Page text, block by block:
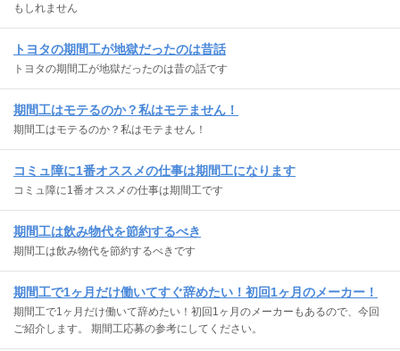
もしれません
トヨタの期間工が地獄だったのは昔話
トヨタの期間工が地獄だったのは昔の話です
期間工はモテるのか？私はモテません！
期間工はモテるのか？私はモテません！
コミュ障に1番オススメの仕事は期間工になります
コミュ障に1番オススメの仕事は期間工です
期間工は飲み物代を節約するべき
期間工は飲み物代を節約するべきです
期間工で1ヶ月だけ働いてすぐ辞めたい！初回1ヶ月のメーカー！
期間工で1ヶ月だけ働いて辞めたい！初回1ヶ月のメーカーもあるので、今回
ご紹介します。 期間工応募の参考にしてください。